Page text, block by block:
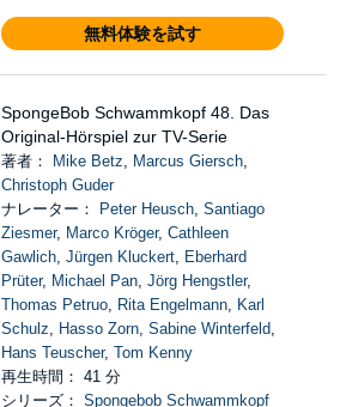
無料体験を試す
SpongeBob Schwammkopf 48. Das
Original-Hörspiel zur TV-Serie
著者： Mike Betz, Marcus Giersch,
Christoph Guder
ナレーター：
Peter Heusch, Santiago
Ziesmer, Marco Kröger, Cathleen
Gawlich, Jürgen Kluckert, Eberhard
Prüter, Michael Pan, Jörg Hengstler,
Thomas Petruo, Rita Engelmann, Karl
Schulz, Hasso Zorn, Sabine Winterfeld,
Hans Teuscher, Tom Kenny
再生時間： 41 分
シリーズ： Spongebob Schwammkopf